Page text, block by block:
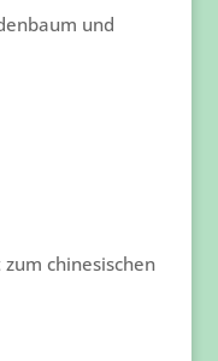
und
chinesischen